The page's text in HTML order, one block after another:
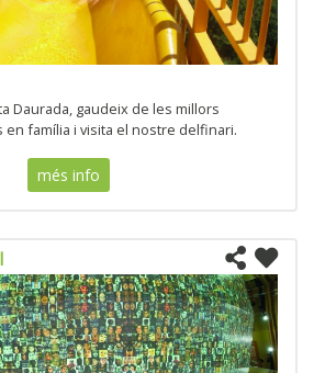
Daurada, gaudeix de les millors
en família i visita el nostre delfinari.
més info